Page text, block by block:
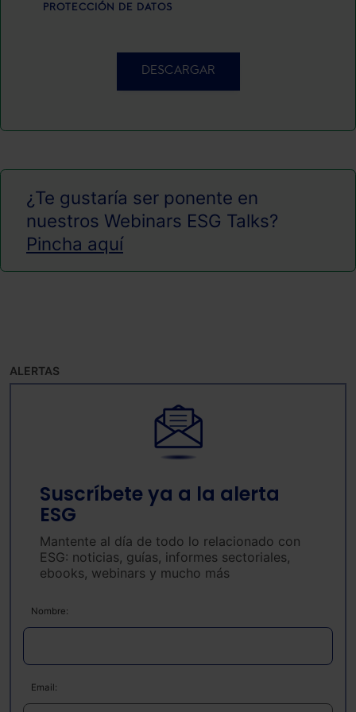
las que sean indispensables para la navegación.
PROTECCIÓN DE DATOS
DESCARGAR
¿Te gustaría ser ponente en
nuestros Webinars ESG Talks?
Pincha aquí
ALERTAS
Suscríbete ya a la alerta
ESG
Mantente al día de todo lo relacionado con
ESG: noticias, guías, informes sectoriales,
ebooks, webinars y mucho más
Nombre:
Email: